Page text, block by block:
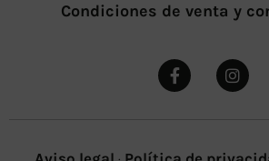
Condiciones de venta y